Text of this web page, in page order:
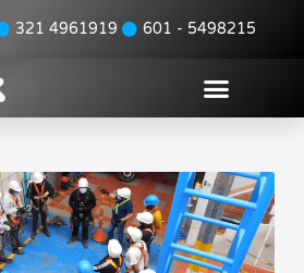
321 4961919 601 - 5498215